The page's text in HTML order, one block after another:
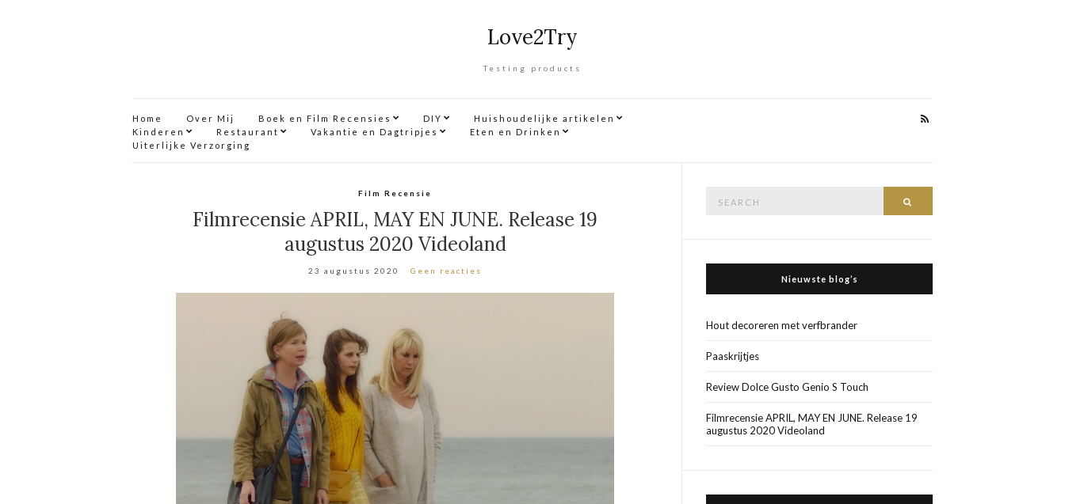
Love2Try
Testing products
Home Over Mij Boek en Film Recensies DIY
Huishoudelijke artikelen
Kinderen
Restaurant Vakantie en Dagtripjes
Eten en Drinken
Uiterlijke Verzorging
Film Recensie
Filmrecensie APRIL, MAY EN JUNE. Release 19
augustus 2020 Videoland
23 augustus 2020 Geen reacties
Nieuwste blog’s
Hout decoreren met verfbrander
Paaskrijtjes
Review Dolce Gusto Genio S Touch
Filmrecensie APRIL, MAY EN JUNE. Release 19
augustus 2020 Videoland